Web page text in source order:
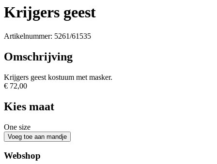
Krijgers geest
Artikelnummer: 5261/61535
Omschrijving
Krijgers geest kostuum met masker.
€ 72,00
Kies maat
One size
Webshop